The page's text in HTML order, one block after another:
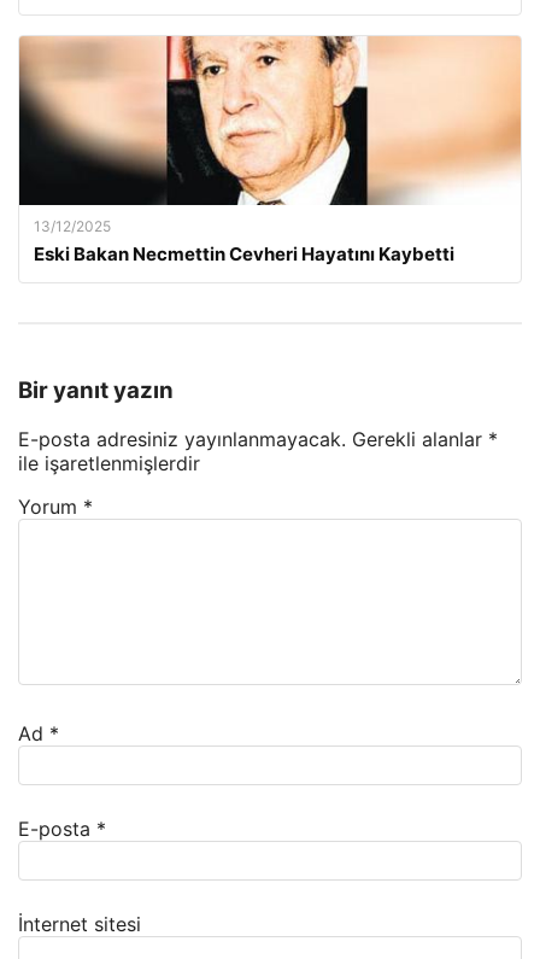
13/12/2025
Eski Bakan Necmettin Cevheri Hayatını Kaybetti
Bir yanıt yazın
E-posta adresiniz yayınlanmayacak. Gerekli alanlar *
ile işaretlenmişlerdir
Yorum *
Ad *
E-posta *
İnternet sitesi